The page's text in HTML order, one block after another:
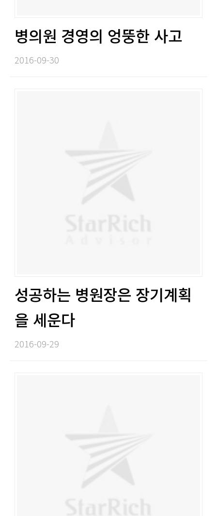
병의원 경영의 엉뚱한 사고​​
2016-09-30​
성공하는 병원장은 장기계획
을 세운다​​
2016-09-29​